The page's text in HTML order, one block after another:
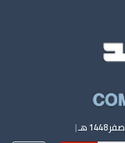
صفر 1448 هـ |